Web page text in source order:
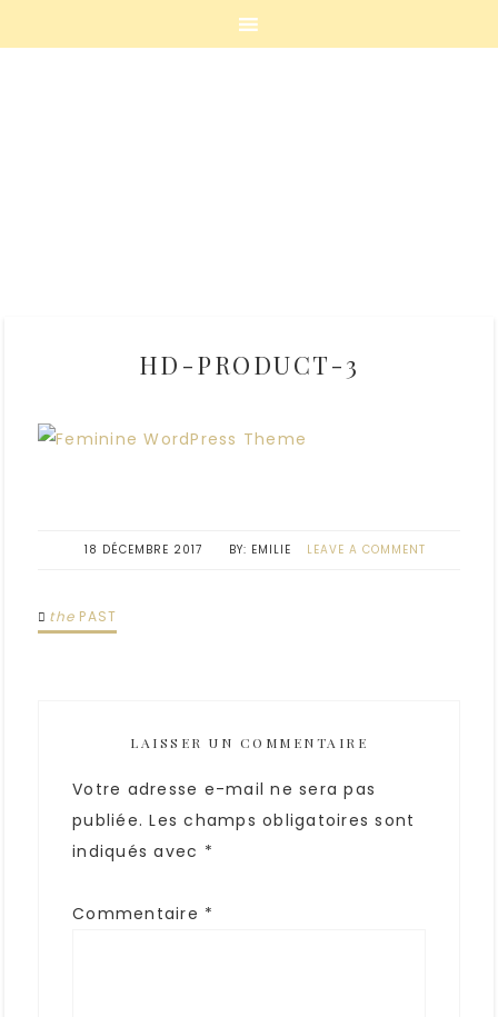
HD-PRODUCT-3
18 DÉCEMBRE 2017 EMILIE LEAVE A COMMENT
the PAST
LAISSER UN COMMENTAIRE
Votre adresse e-mail ne sera pas
publiée. Les champs obligatoires sont
indiqués avec *
Commentaire *